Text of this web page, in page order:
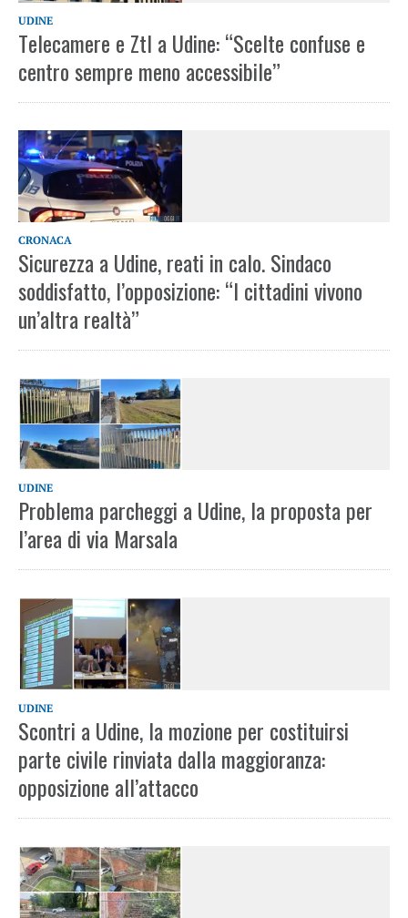
UDINE
Telecamere e Ztl a Udine: “Scelte confuse e
centro sempre meno accessibile”
CRONACA
Sicurezza a Udine, reati in calo. Sindaco
soddisfatto, l’opposizione: “I cittadini vivono
un’altra realtà”
UDINE
Problema parcheggi a Udine, la proposta per
l’area di via Marsala
UDINE
Scontri a Udine, la mozione per costituirsi
parte civile rinviata dalla maggioranza:
opposizione all’attacco